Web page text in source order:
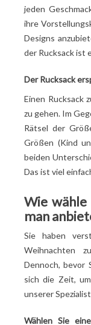
jeden
ihre
Designs
der Rucksack ist
Der Rucksack
Einen Rucksack
zu gehen. Im
Rätsel der
Größen (Kind
beiden
Das ist viel
Wie wähle
man
Sie haben
Weihnachten
Dennoch, bevor
sich die Zeit,
unserer
Wählen Sie